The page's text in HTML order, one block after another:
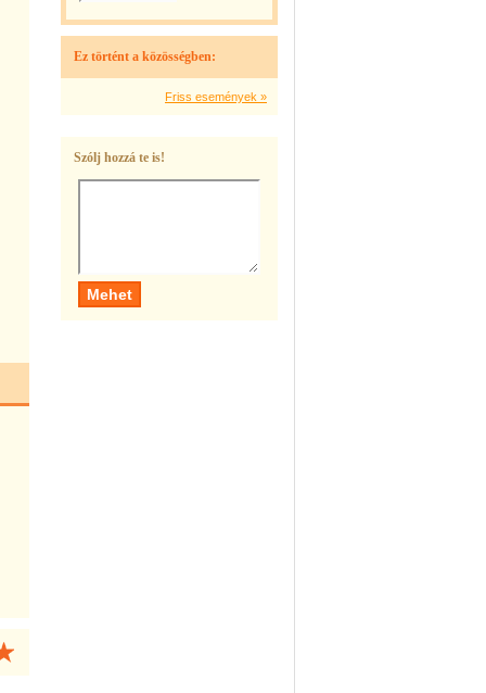
Ez történt a közösségben:
Friss események »
Szólj hozzá te is!